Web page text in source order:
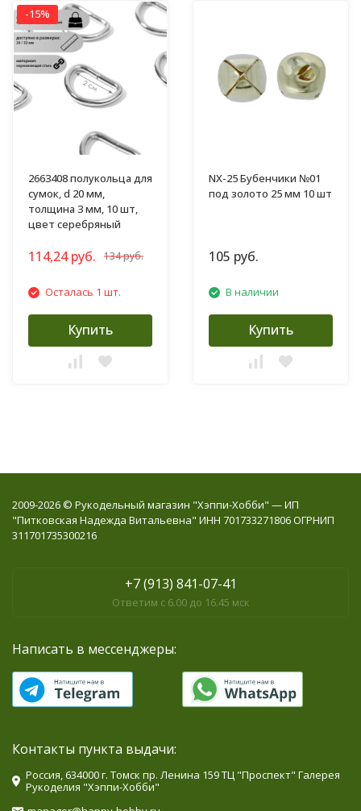
-15%
2663408 полукольца для
сумок, d 20 мм,
толщина 3 мм, 10 шт,
цвет серебряный
114,24 руб. 134 руб.
Осталась 1 шт.
Купить
NX-25 Бубенчики №01
под золото 25 мм 10 шт
105 руб.
В наличии
Купить
2009-2026 © Рукодельный магазин "Хэппи-Хобби" — ИП
"Питковская Надежда Витальевна" ИНН 701733271806 ОГРНИП
311701735300216
+7 (913) 841-07-41
Ответим с 6.00 до 16.45 мск
Написать в мессенджеры:
Контакты пункта выдачи:
Россия, 634000 г. Томск пр. Ленина 159 ТЦ "Проспект" Галерея
Рукоделия "Хэппи-Хобби"